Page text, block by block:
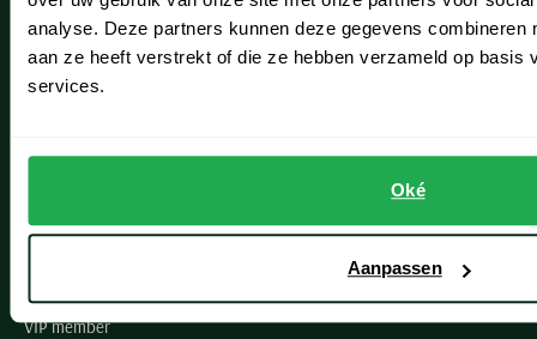
analyse. Deze partners kunnen deze gegevens combineren
aan ze heeft verstrekt of die ze hebben verzameld op basis
services.
Oké
Aanpassen
Noordwijk
Oegstgeest
Grote maten herenkleding
VIP member